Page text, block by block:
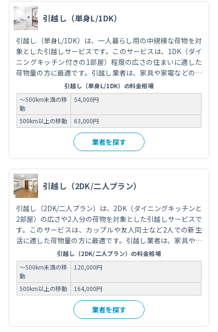
引越し（単身L/1DK）
引越し（単身L/1DK）は、一人暮らし用の中規模な荷物を対
象とした引越しサービスです。このサービスは、1DK（ダイ
ニングキッチン付きの1部屋）程度の広さの住まいに適した
荷物量の方に最適です。引越し業者は、家具や家電などの荷
物の梱包から運搬、新居での荷解きまでをサポートし、スム
ーズな移転を実現します。費用は荷物の量や移動距離、オプ
ションサービスの有無によって異なります。引越しを依頼す
る際には、信頼できる業者を選び、事前に見積もりを取得
し、サービス内容を確認することが重要です。
引越し（単身L/1DK）の料金相場
～500km未満の移
動
54,000円
500km以上の移動 63,000円
業者を探す
引越し（2DK/二人プラン）
引越し（2DK/二人プラン）は、2DK（ダイニングキッチンと
2部屋）の広さや2人分の荷物を対象とした引越しサービスで
す。このサービスは、カップルや友人同士など2人での新生
活に適した荷物量の方に最適です。引越し業者は、家具や家
電などの荷物の梱包から運搬、新居での荷解きまでをサポー
トし、スムーズな移転を実現します。費用は荷物の量や移動
距離、オプションサービスの有無によって異なります。引越
しを依頼する際には、信頼できる業者を選び、事前に見積も
りを取得し、サービス内容を確認することが重要です。
引越し（2DK/二人プラン）の料金相場
～500km未満の移
動
120,000円
500km以上の移動 164,000円
業者を探す